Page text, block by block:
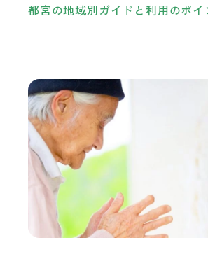
都宮の地域別ガイドと利用のポイ